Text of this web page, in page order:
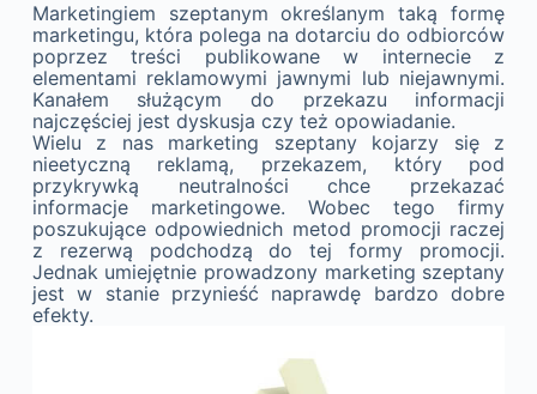
Marketingiem szeptanym określanym taką formę
marketingu, która polega na dotarciu do odbiorców
poprzez treści publikowane w internecie z
elementami reklamowymi jawnymi lub niejawnymi.
Kanałem służącym do przekazu informacji
najczęściej jest dyskusja czy też opowiadanie.
Wielu z nas marketing szeptany kojarzy się z
nieetyczną reklamą, przekazem, który pod
przykrywką neutralności chce przekazać
informacje marketingowe. Wobec tego firmy
poszukujące odpowiednich metod promocji raczej
z rezerwą podchodzą do tej formy promocji.
Jednak umiejętnie prowadzony marketing szeptany
jest w stanie przynieść naprawdę bardzo dobre
efekty.